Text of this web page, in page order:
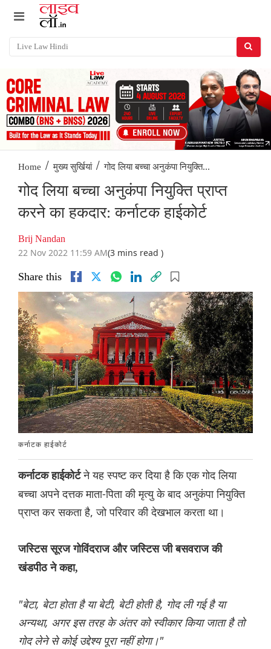
Home / मुख्य सुर्खियां / गोद लिया बच्चा अनुकंपा नियुक्ति...
गोद लिया बच्चा अनुकंपा नियुक्ति प्राप्त
करने का हकदार: कर्नाटक हाईकोर्ट
Brij Nandan
22 Nov 2022 11:59 AM(3 mins read )
Share this
कर्नाटक हाईकोर्ट
कर्नाटक हाईकोर्टने यह स्पष्ट कर दिया है कि एक गोद लिया
बच्चा अपने दत्तक माता-पिता की मृत्यु के बाद अनुकंपा नियुक्ति
प्राप्त कर सकता है, जो परिवार की देखभाल करता था।
जस्टिस सूरज गोविंदराज और जस्टिस जी बसवराज की
खंडपीठ ने कहा,
"बेटा, बेटा होता है या बेटी, बेटी होती है, गोद ली गई है या
अन्यथा, अगर इस तरह के अंतर को स्वीकार किया जाता है तो
गोद लेने से कोई उद्देश्य पूरा नहीं होगा।"